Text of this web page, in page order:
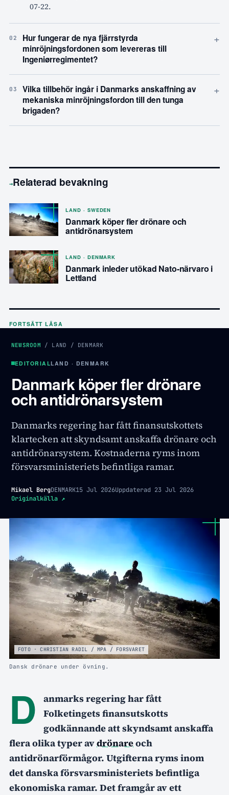
07-22.
02
Hur fungerar de nya fjärrstyrda
minröjningsfordonen som levereras till
Ingeniørregimentet?
+
03
Vilka tillbehör ingår i Danmarks anskaffning av
mekaniska minröjningsfordon till den tunga
brigaden?
+
→Relaterad bevakning
LAND · SWEDEN
Danmark köper fler drönare och
antidrönarsystem
LAND · DENMARK
Danmark inleder utökad Nato-närvaro i
Lettland
FORTSÄTT LÄSA
NEWSROOM / LAND / DENMARK
EDITORIALLAND · DENMARK
Danmark köper fler drönare
och antidrönarsystem
Danmarks regering har fått finansutskottets
klartecken att skyndsamt anskaffa drönare och
antidrönarsystem. Kostnaderna ryms inom
försvarsministeriets befintliga ramar.
Mikael BergDENMARK15 Jul 2026Uppdaterad 23 Jul 2026
Originalkälla ↗
FOTO · CHRISTIAN RADIL / MPA / FORSVARET
Dansk drönare under övning.
D
anmarks regering har fått
Folketingets finansutskotts
godkännande att skyndsamt anskaffa
flera olika typer avdrönareoch
antidrönarförmågor. Utgifterna ryms inom
det danska försvarsministeriets befintliga
ekonomiska ramar. Det framgår av ett